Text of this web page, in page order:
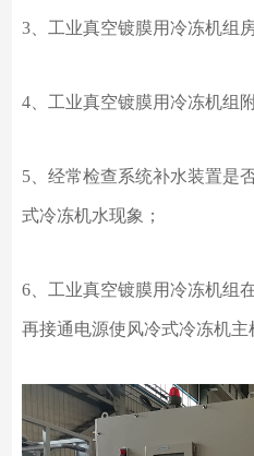
3、工业真空镀膜用冷冻机组
4、工业真空镀膜用冷冻机组
5、经常检查系统补水装置是
式冷冻机水现象；
6、工业真空镀膜用冷冻机组
再接通电源使风冷式冷冻机主